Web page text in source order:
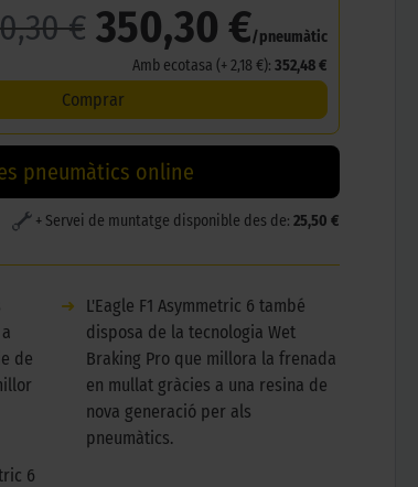
€ 350,30 €/pneumàtic
Amb ecotasa (+ 2,18 €): 352,48 €
Comprar
pneumàtics online
+ Servei de muntatge disponible des de: 25,50 €
de
➜
L'Eagle F1 Asymmetric 6 també
disposa de la tecnologia Wet
Braking Pro que millora la frenada
en mullat gràcies a una resina de
nova generació per als
pneumàtics.
6